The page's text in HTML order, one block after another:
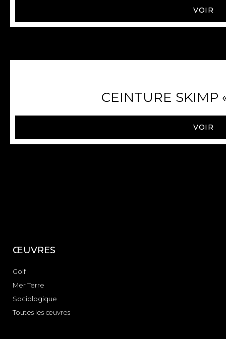
VOIR
CEINTURE SKIMP
VOIR
ŒUVRES
Golf
Mer Terre
Sociologique
Toutes les œuvres